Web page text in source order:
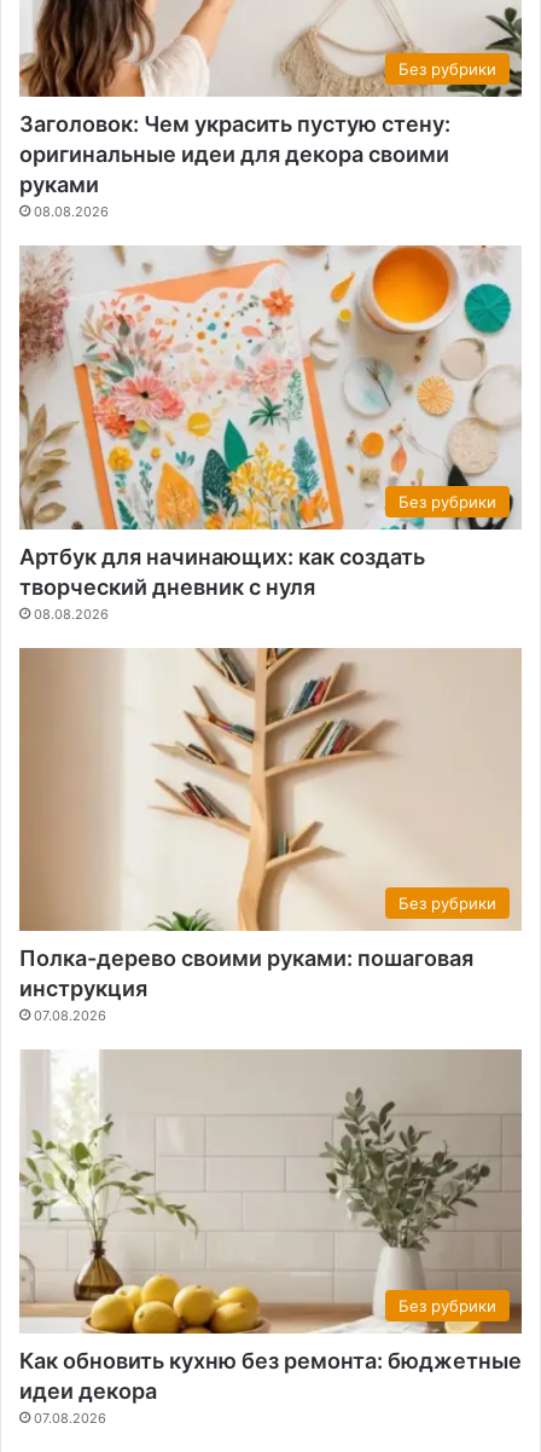
Без рубрики
Заголовок: Чем украсить пустую стену:
оригинальные идеи для декора своими
руками
08.08.2026
Без рубрики
Артбук для начинающих: как создать
творческий дневник с нуля
08.08.2026
Без рубрики
Полка-дерево своими руками: пошаговая
инструкция
07.08.2026
Без рубрики
Как обновить кухню без ремонта: бюджетные
идеи декора
07.08.2026